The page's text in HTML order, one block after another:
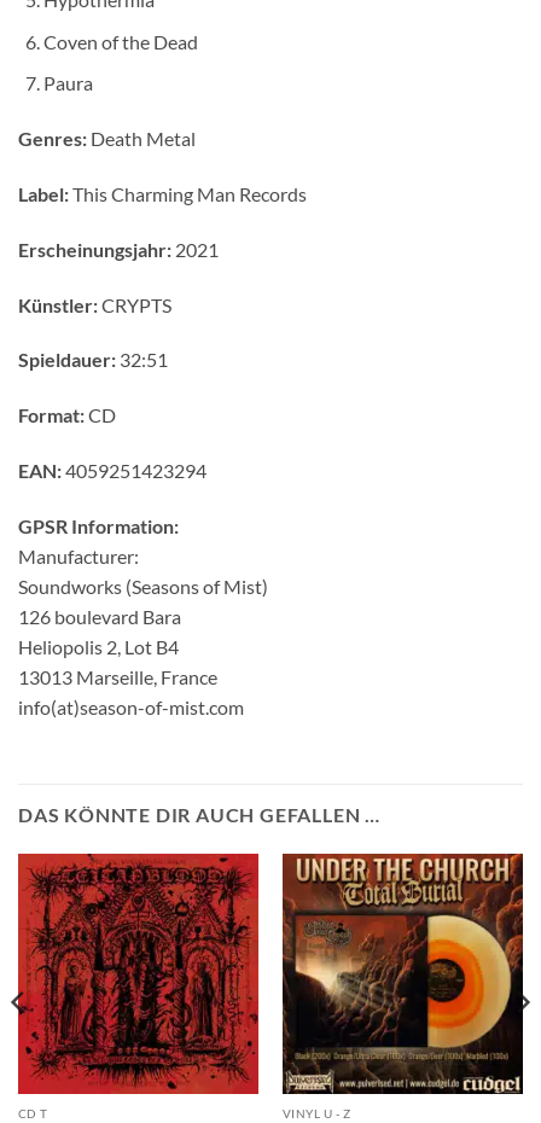
Coven of the Dead
Paura
Genres: Death Metal
Label:This Charming Man Records
Erscheinungsjahr: 2021
Künstler:CRYPTS
Spieldauer: 32:51
Format:CD
EAN:4059251423294
GPSR Information:
Manufacturer:
Soundworks (Seasons of Mist)
126 boulevard Bara
Heliopolis 2, Lot B4
13013 Marseille, France
info(at)season-of-mist.com
DAS KÖNNTE DIR AUCH GEFALLEN …
CD T VINYL U - Z